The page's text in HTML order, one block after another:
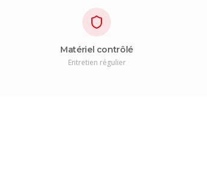
Matériel contrôlé
Entretien régulier